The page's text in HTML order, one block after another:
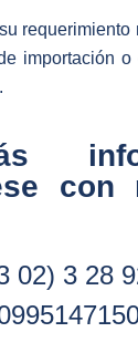
requerimiento
importación o
con
02) 3 28